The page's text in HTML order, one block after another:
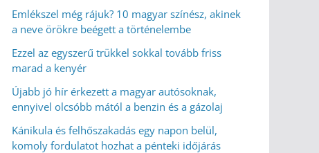
Emlékszel még rájuk? 10 magyar színész, akinek
a neve örökre beégett a történelembe
Ezzel az egyszerű trükkel sokkal tovább friss
marad a kenyér
Újabb jó hír érkezett a magyar autósoknak,
ennyivel olcsóbb mától a benzin és a gázolaj
Kánikula és felhőszakadás egy napon belül,
komoly fordulatot hozhat a pénteki időjárás